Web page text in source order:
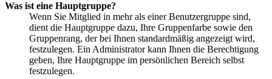
Was ist eine Hauptgruppe?
Wenn Sie Mitglied in mehr als einer Benutzergruppe sind,
dient die Hauptgruppe dazu, Ihre Gruppenfarbe sowie den
Gruppenrang, der bei Ihnen standardmäßig angezeigt wird,
festzulegen. Ein Administrator kann Ihnen die Berechtigung
geben, Ihre Hauptgruppe im persönlichen Bereich selbst
festzulegen.